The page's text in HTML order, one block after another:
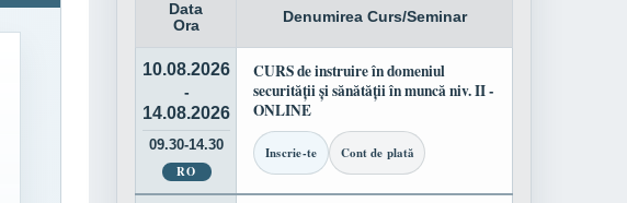
Data
Ora
Denumirea Curs/Seminar
10.08.2026
-
14.08.2026
09.30-14.30
RO
CURS de instruire în domeniul
securității și sănătății în muncă niv. II -
ONLINE
Inscrie-te Cont de plată